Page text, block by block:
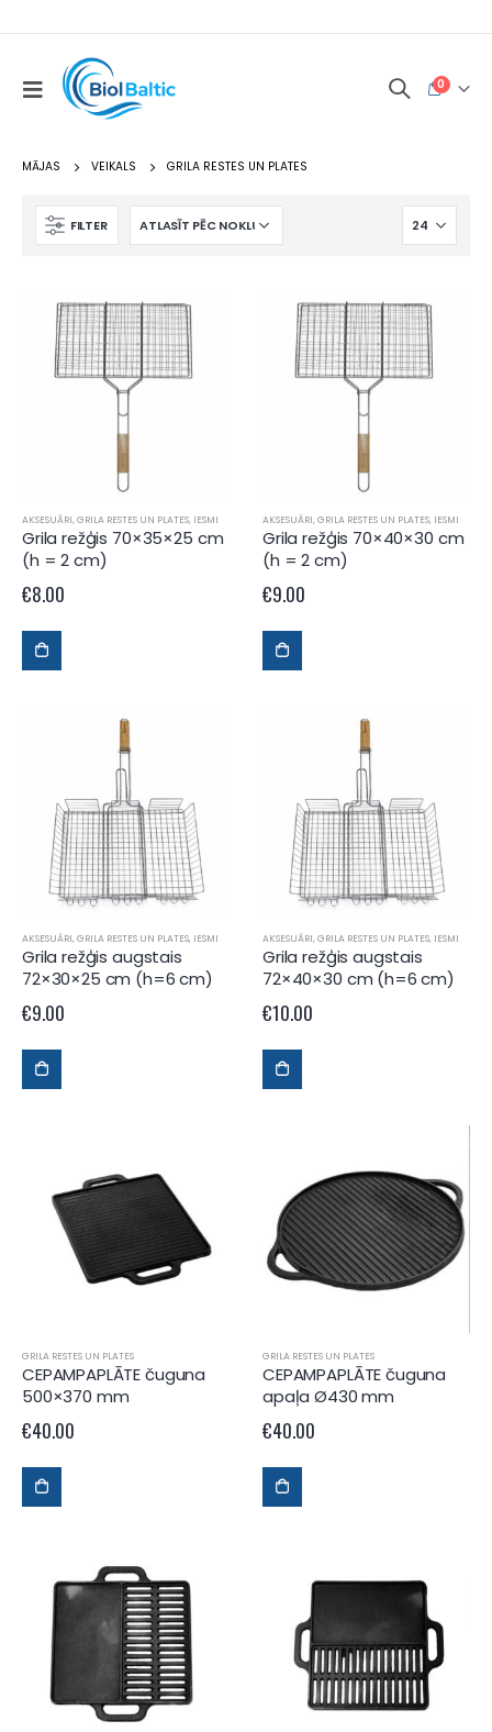
0
MĀJAS VEIKALS GRILA RESTES UN PLATES
FILTER
AKSESUĀRI, GRILA RESTES UN PLATES, IESMI
Grila režģis 70×35×25 cm
(h = 2 cm)
€8.00
AKSESUĀRI, GRILA RESTES UN PLATES, IESMI
Grila režģis 70×40×30 cm
(h = 2 cm)
€9.00
AKSESUĀRI, GRILA RESTES UN PLATES, IESMI
Grila režģis augstais
72×30×25 cm (h=6 cm)
€9.00
AKSESUĀRI, GRILA RESTES UN PLATES, IESMI
Grila režģis augstais
72×40×30 cm (h=6 cm)
€10.00
GRILA RESTES UN PLATES
CEPAMPAPLĀTE čuguna
500×370 mm
€40.00
GRILA RESTES UN PLATES
CEPAMPAPLĀTE čuguna
apaļa Ø430 mm
€40.00